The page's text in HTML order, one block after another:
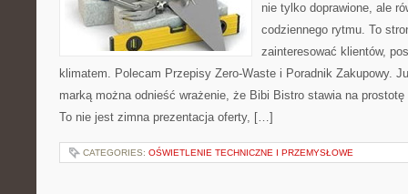
nie tylko doprawione, ale
codziennego rytmu. To
zainteresować klientów,
klimatem. Polecam Przepisy Zero-Waste i Poradnik Zakupowy.
marką można odnieść wrażenie, że Bibi Bistro stawia na prostotę
To nie jest zimna prezentacja oferty, […]
CATEGORIES: OŚWIETLENIE TECHNICZNE I PRZEMYSŁOWE